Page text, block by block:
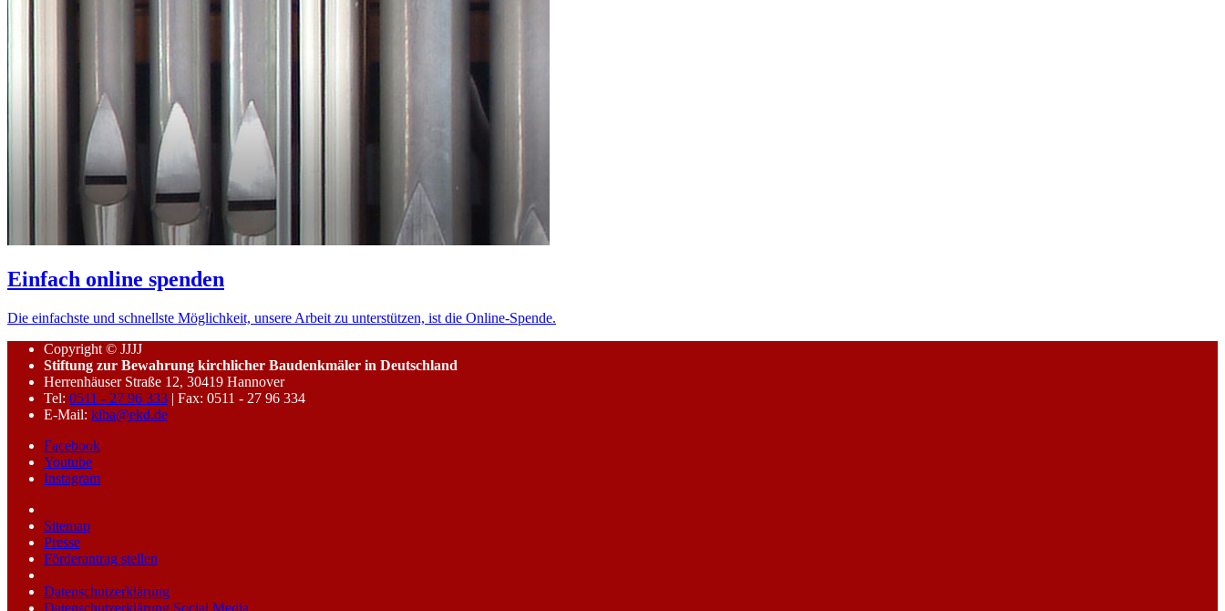
Einfach online spenden
Die einfachste und schnellste Möglichkeit, unsere Arbeit zu unterstützen, ist die Online-Spende.
Copyright © JJJJ
Stiftung zur Bewahrung kirchlicher Baudenkmäler in Deutschland
Herrenhäuser Straße 12, 30419 Hannover
Tel: 0511 - 27 96 333 | Fax: 0511 - 27 96 334
E-Mail: kiba@ekd.de
Facebook
Youtube
Instagram
Sitemap
Presse
Förderantrag stellen
Datenschutzerklärung
Datenschutzerklärung Social Media